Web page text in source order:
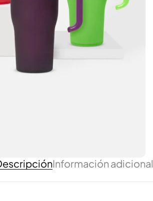
Información adicional